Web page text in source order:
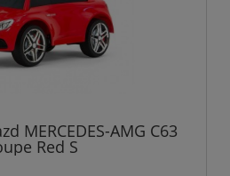
MERCEDES-AMG C63
Red S